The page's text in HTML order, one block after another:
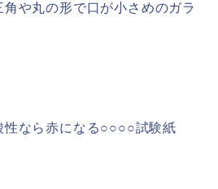
や丸の形で口が小さめのガラ
性なら赤になる○○○○試験紙